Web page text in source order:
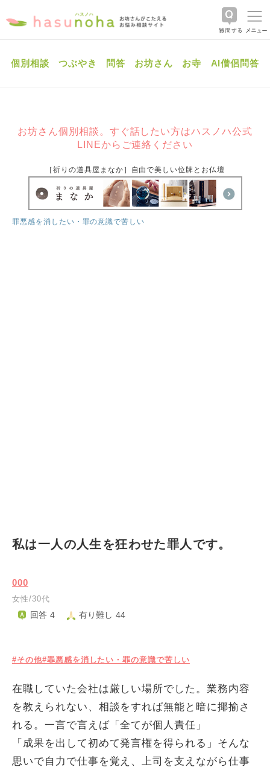
個別相談 つぶやき 問答 お坊さん お寺 AI僧侶問答
お坊さん個別相談。すぐ話したい方はハスノハ公式
LINEからご連絡ください
［祈りの道具屋まなか］自由で美しい位牌とお仏壇
罪悪感を消したい・罪の意識で苦しい
私は一人の人生を狂わせた罪人です。
000
女性/30代
回答 4 有り難し 44
#その他#罪悪感を消したい・罪の意識で苦しい
在職していた会社は厳しい場所でした。業務内容
を教えられない、相談をすれば無能と暗に揶揄さ
れる。一言で言えば「全てが個人責任」
「成果を出して初めて発言権を得られる」そんな
思いで自力で仕事を覚え、上司を支えながら仕事